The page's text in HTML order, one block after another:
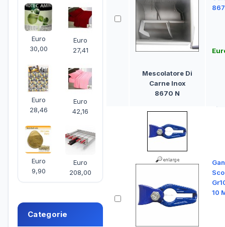
Euro
30,00
Euro
27,41
Euro
28,46
Euro
42,16
Euro
9,90
Euro
208,00
Categorie
Mescolatore Di
Carne Inox
8670 N
10